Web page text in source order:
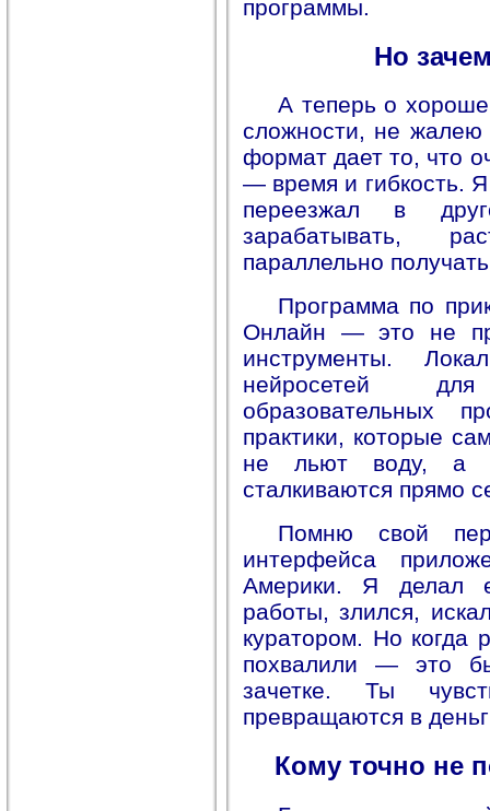
программы.
Но
А теперь о
сложности, не жалею
формат дает то, что
— время и гибкость.
переезжал в
зарабатывать,
параллельно
Программа по
Онлайн — это не
инструменты.
нейросетей
образовательных
практики, которые
не льют воду, а
сталкиваются прямо
Помню свой
интерфейса
Америки. Я делал
работы, злился,
куратором. Но когда
похвалили — это
зачетке. Ты
превращаются в
Кому точно не